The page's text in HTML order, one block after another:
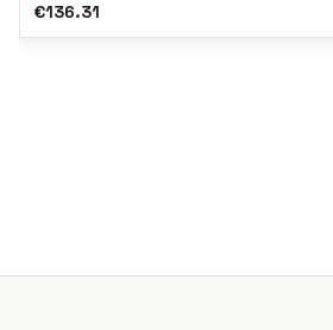
€136.31